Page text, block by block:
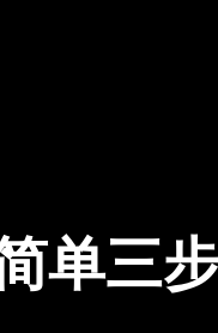
单三